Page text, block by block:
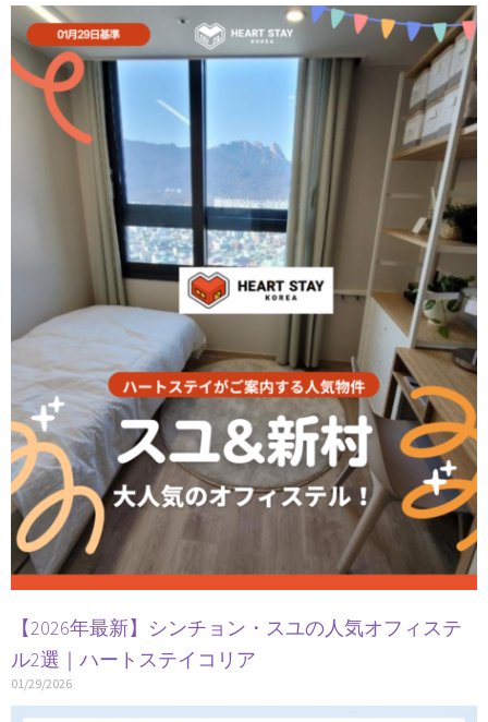
【2026年最新】シンチョン・スユの人気オフィステ
ル2選｜ハートステイコリア
01/29/2026